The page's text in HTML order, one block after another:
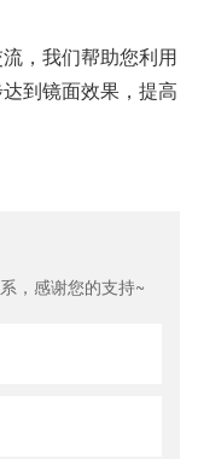
，我们帮助您利用
到镜面效果，提高
，感谢您的支持~